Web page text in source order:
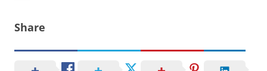
Share